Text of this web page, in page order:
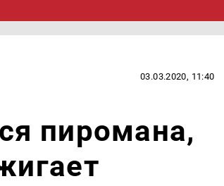
03.03.2020, 11:40
пиромана,